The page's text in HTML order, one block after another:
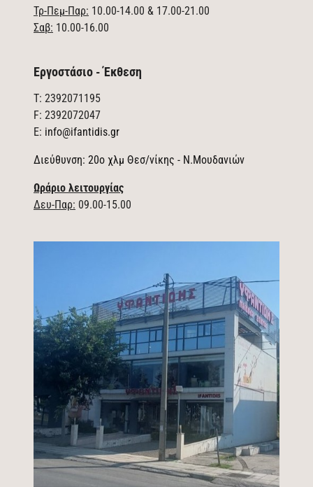
Τρ-Πεμ-Παρ: 10.00-14.00 & 17.00-21.00
Σαβ: 10.00-16.00
Εργοστάσιο - Έκθεση
T: 2392071195
F: 2392072047
E: info@ifantidis.gr
Διεύθυνση: 20ο χλμ Θεσ/νίκης - Ν.Μουδανιών
Ωράριο λειτουργίας
Δευ-Παρ: 09.00-15.00